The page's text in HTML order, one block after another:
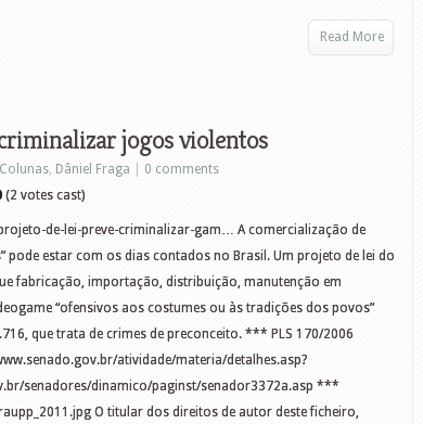
Read More
jogos violentos
Colunas, Dâniel Fraga
0 comments
(2 votes cast)
de-lei-preve-criminalizar-gam… A comercialização de
pode estar com os dias contados no Brasil. Um projeto de lei do
fabricação, importação, distribuição, manutenção em
“ofensivos aos costumes ou às tradições dos povos”
que trata de crimes de preconceito. *** PLS 170/2006
atividade/materia/detalhes.asp?
senadores/dinamico/paginst/senador3372a.asp ***
O titular dos direitos de autor deste ficheiro,